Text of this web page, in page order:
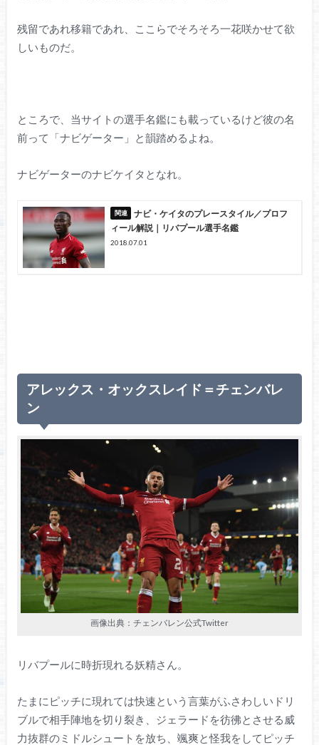
残留であれ移籍であれ、ここらでそろそろ一花咲かせて欲
しいものだ。
ところで、当サイトの選手名鑑にも載っているけど彼の名
前って「ナビゲーター」と韻踏めるよね。
ナビゲーターのナビケイタとなれ。
ナビ・ケイタのプレースタイル／プロフ
ィール解説｜リバプール選手名鑑
2018.07.01
アレックス・オックスレイド＝チェンバレ
ン
画像出典：チェンバレン公式Twitter
リバプールに時折現れる妖精さん。
たまにピッチに現れては快速という言葉がふさわしいドリ
ブルで相手陣地を切り裂き、ジェラードを彷彿とさせる威
力抜群のミドルシュートを放ち、颯爽と怪我をしてピッチ